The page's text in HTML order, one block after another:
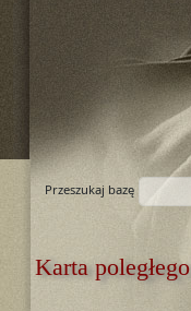
Przeszukaj bazę
Karta poległego